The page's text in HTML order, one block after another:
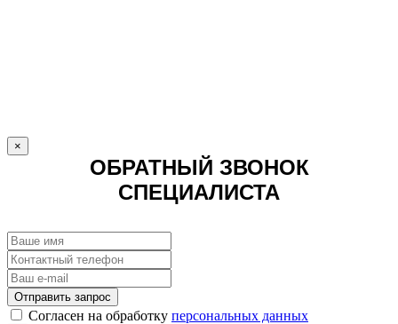
×
ОБРАТНЫЙ ЗВОНОК
СПЕЦИАЛИСТА
Отправить запрос
Cогласен на обработку персональных данных